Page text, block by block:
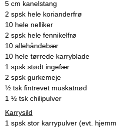
5 cm kanelstang
2 spsk hele korianderfrø
10 hele nelliker
2 spsk hele fennikelfrø
10 allehåndebær
10 hele tørrede karryblade
1 spsk stødt ingefær
2 spsk gurkemeje
½ tsk fintrevet muskatnød
1 ½ tsk chilipulver
Karrysild
1 spsk stor karrypulver (evt.